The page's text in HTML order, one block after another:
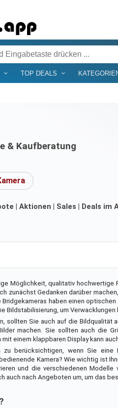
TOP DEALS
& Kaufberatung
| Aktionen | Sales | Deals im
Möglichkeit, qualitativ hochwertige
zunächst Gedanken darüber
haben einen
Bildstabilisierung, um
sollten Sie auch auf die
machen. Sie sollten auch die
einem klappbaren Display kann
berücksichtigen, wenn Sie eine
Kamera? Wie wichtig ist
und die verschiedenen
auch nach Angeboten um, um das